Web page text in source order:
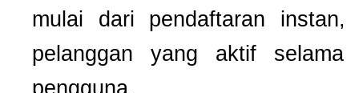
mulai dari pendaftaran
pelanggan yang aktif